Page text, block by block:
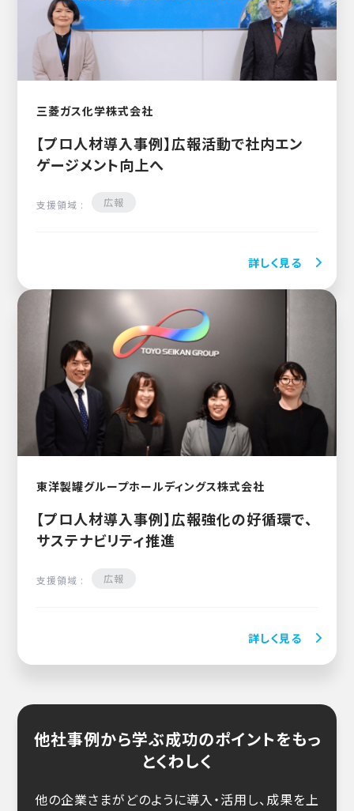
三菱ガス化学株式会社
【プロ人材導入事例】広報活動で社内エン
ゲージメント向上へ
支援領域 : 広報
詳しく見る
東洋製罐グループホールディングス株式会社
【プロ人材導入事例】広報強化の好循環で、
サステナビリティ推進
支援領域 : 広報
詳しく見る
他社事例から学ぶ成功のポイントをもっ
とくわしく
他の企業さまがどのように導入・活用し、成果を上